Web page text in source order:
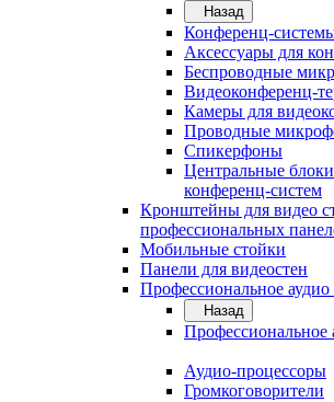
Назад
Конференц-
Аксессуары для
Беспроводные
Видеоконференц-
Камеры для
Проводные
Спикерфоны
Центральные
конференц-систем
Кронштейны для видео
профессиональных
Мобильные стойки
Панели для видеостен
Профессиональное аудио
Назад
Профессиональное
Аудио-процессоры
Громкоговорители